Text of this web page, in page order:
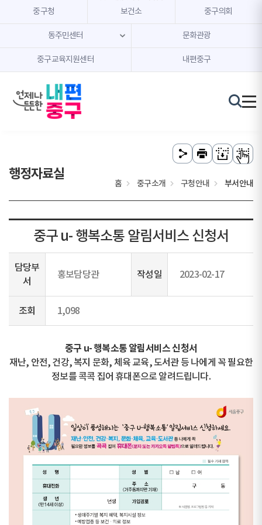
본문 내용 바로가기
주메뉴 바로가기
중구청 보건소 중구의회
동주민센터 문화관광
중구교육지원센터 내편중구
행정자료실
홈 중구소개 구청안내 부서안내
중구 u- 행복소통 알림서비스 신청서
담당부
서
홍보담당관 작성일 2023-02-17
조회 1,098
중구 u- 행복소통 알림서비스 신청서
재난, 안전, 건강, 복지 문화, 체육 교육, 도서관 등 나에게 꼭 필요한
정보를 콕콕 집어 휴대폰으로 알려드립니다.